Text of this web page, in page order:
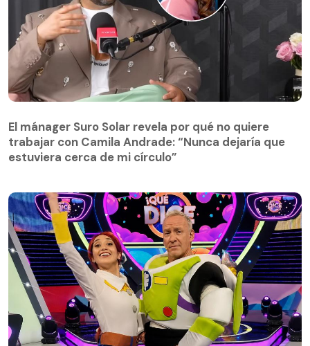
El mánager Suro Solar revela por qué no quiere
trabajar con Camila Andrade: “Nunca dejaría que
estuviera cerca de mi círculo”